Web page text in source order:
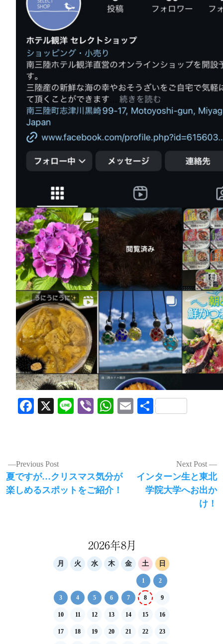
Facebook
X LineViberWhatsApp
Email
共
投
稿
ナ
Previous Post
Previous
post:
夏ですが…クリスマス気分が
楽しめるスポットをご紹介！
Next Post
Next
post:
インターン生と東北
学院大学へお出か
け！
2026年8月
月 火 水 木 金 土 日
1 2
3 4 5 6 7 8 9
10 11 12 13 14 15 16
17 18 19 20 21 22 23